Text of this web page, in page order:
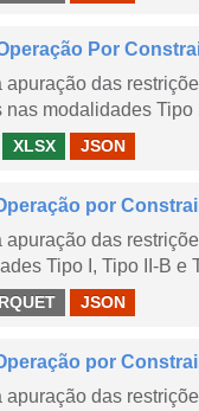
Por
apuração das
modalidades Tipo
XLSX JSON
por
apuração das
Tipo I, Tipo II-B e
JSON
por
apuração das